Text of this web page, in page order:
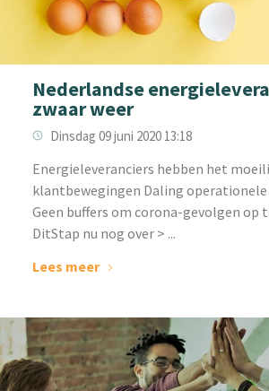
Nederlandse
zwaar weer
Dinsdag 09 juni 2020 13:18
Energieleveranciers hebben het
klantbewegingen Daling
Geen buffers om corona-gevolgen op
DitStap nu nog over > ...
Lees meer